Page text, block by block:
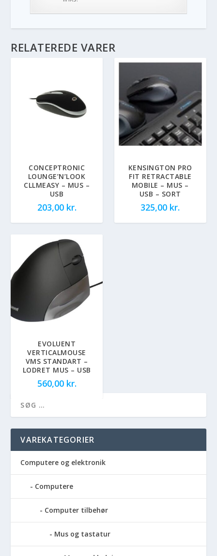
RELATEREDE VARER
CONCEPTRONIC
LOUNGE’N’LOOK
CLLMEASY – MUS –
USB
203,00 kr.
KENSINGTON PRO
FIT RETRACTABLE
MOBILE – MUS –
USB – SORT
325,00 kr.
EVOLUENT
VERTICALMOUSE
VMS STANDART –
LODRET MUS – USB
560,00 kr.
VAREKATEGORIER
Computere og elektronik
Computere
Computer tilbehør
Mus og tastatur